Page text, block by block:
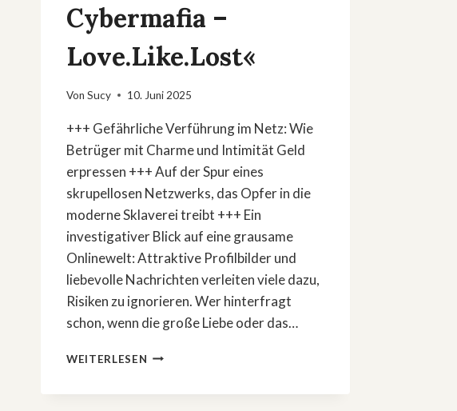
Cybermafia –
Love.Like.Lost«
Von Sucy 10. Juni 2025
+++ Gefährliche Verführung im Netz: Wie
Betrüger mit Charme und Intimität Geld
erpressen +++ Auf der Spur eines
skrupellosen Netzwerks, das Opfer in die
moderne Sklaverei treibt +++ Ein
investigativer Blick auf eine grausame
Onlinewelt: Attraktive Profilbilder und
liebevolle Nachrichten verleiten viele dazu,
Risiken zu ignorieren. Wer hinterfragt
schon, wenn die große Liebe oder das…
WEITERLESEN »IM